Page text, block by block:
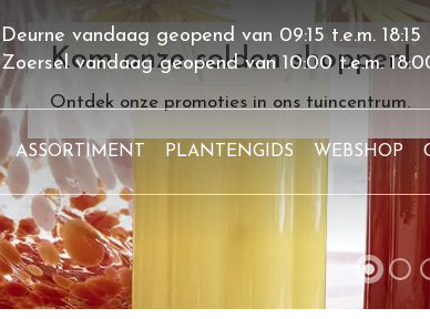
Kom onze solden shoppen!
Ontdek onze promoties in ons tuincentrum.
Deurne vandaag geopend van 09:15 t.e.m. 18:15
Zoersel vandaag geopend van10:00t.e.m.
ASSORTIMENT PLANTENGIDS WEBSHOP